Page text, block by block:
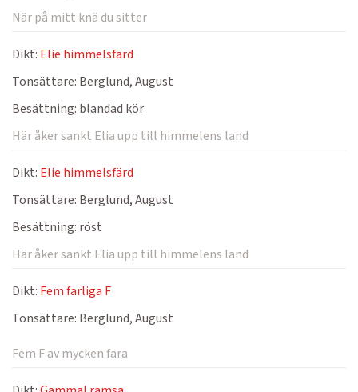
När på mitt knä du sitter
Dikt: Elie himmelsfärd
Tonsättare: Berglund, August
Besättning: blandad kör
Här åker sankt Elia upp till himmelens land
Dikt: Elie himmelsfärd
Tonsättare: Berglund, August
Besättning: röst
Här åker sankt Elia upp till himmelens land
Dikt: Fem farliga F
Tonsättare: Berglund, August
Fem F av mycken fara